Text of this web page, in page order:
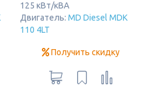
125 кВт/кВА
Двигатель: MD Diesel MDK
110 4LT
Получить скидку